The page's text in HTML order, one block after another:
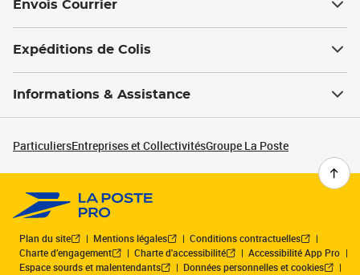
Envois Courrier
Expéditions de Colis
Informations & Assistance
ParticuliersEntreprises et CollectivitésGroupe La Poste
Plan du site Mentions légales
Conditions contractuelles
Charte d’engagement
Charte d'accessibilité
Accessibilité App Pro
Espace sourds et malentendants
Données personnelles et cookies